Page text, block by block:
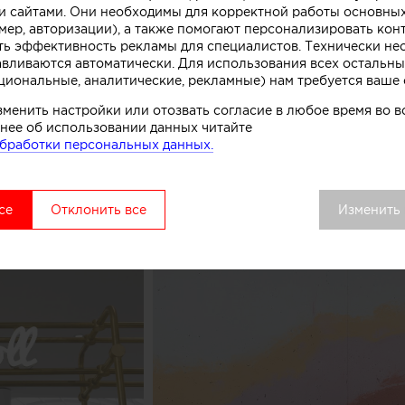
Технически замысел был реализован при помощи
бетона. Логотип магазина мороженого
символизирующих систему охлаждения в автоматах
точки выделяется среди других объектов
сосредоточить внимание покупателей как на
процессе, в основе которого перемешивание слоев
рассказывают авторы этого небольшого
сайтами. Они необходимы для корректной работы
авторизации), а также помогают персонализировать
эффективность рекламы для специалистов. Технически
автоматически. Для использования всех
аналитические, рекламные) нам требуется ваше
настройки или отозвать согласие в любое время во
об использовании данных читайте
персональных данных.
Отклонить все Изменить